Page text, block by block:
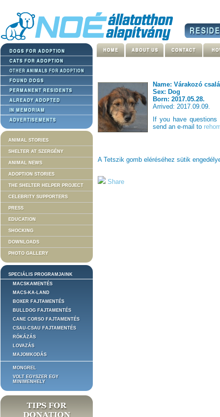
ANIMAL STORIES
SHELTER AT SZERGÉNY
ANIMAL NEWS
ADOPTION STORIES
THE SHELTER HELPER PROJECT
CELEBRITY SUPPORTERS
PRESS
EDUCATION
SHOCKING
DOWNLOADS
PHOTO GALLERY
SPECIÁLIS PROGRAMJAINK
MACSKAMENTÉS
MACS-KA-LAND
BOXER FAJTAMENTÉS
BULLDOG FAJTAMENTÉS
CANE CORSO FAJTAMENTÉS
CSAU-CSAU FAJTAMENTÉS
RÓKÁZÁS
LOVAZÁS
MAJOMKODÁS
MONGREL
VOLT EGYSZER EGY
MINIMENHELY
Name: Várakozó
Sex: Dog
Born: 2017.05.28.
Arrived: 2017.09.09.
If you have
send an e-mail to
A Tetszik gomb eléréséhez sütik
Share